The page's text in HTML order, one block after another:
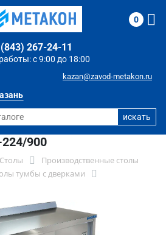
с 9:00 до 18:00
267-24-11
kazan@zavod-metakon.ru
0
900
Столы
Производственные столы
тумбы с дверками